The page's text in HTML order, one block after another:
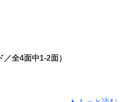
全4面中1-2面）